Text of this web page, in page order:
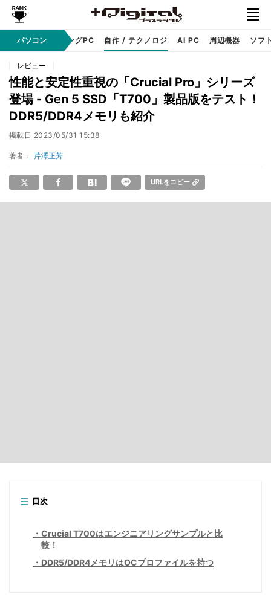
パソコン
PC本体 ゲーミングPC 自作 / テクノロジ AI PC 周辺機器 ソフ
レビュー
性能と安定性重視の「Crucial Pro」シリーズ
登場 - Gen 5 SSD「T700」製品版をテスト！
DDR5/DDR4メモリも紹介
掲載日 2023/05/31 15:38
著者： 芹澤正芳
URLをコピー
目次
Crucial T700はエンジニアリングサンプルと比
較！
DDR5/DDR4メモリはOCプロファイルを持つ